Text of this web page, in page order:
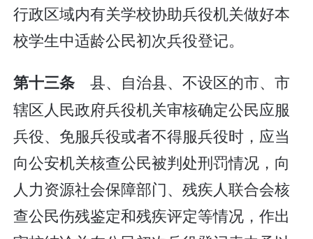
行政区域内有关学校协助兵役机关做好本
校学生中适龄公民初次兵役登记。
第十三条县、自治县、不设区的市、市
辖区人民政府兵役机关审核确定公民应服
兵役、免服兵役或者不得服兵役时，应当
向公安机关核查公民被判处刑罚情况，向
人力资源社会保障部门、残疾人联合会核
查公民伤残鉴定和残疾评定等情况，作出